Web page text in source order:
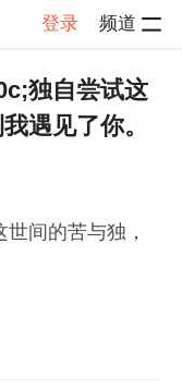
登录 频道
详情
独自尝试这
遇见了你。
间的苦与独，